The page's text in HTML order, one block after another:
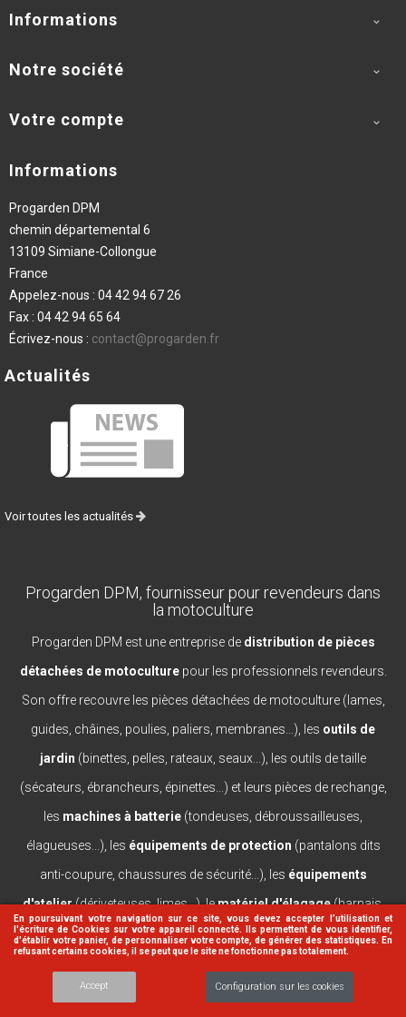
En poursuivant votre navigation sur ce site, vous devez accepter l’utilisation et
l'écriture de Cookies sur votre appareil connecté. Ils permettent de vous identifier,
d'établir votre panier, de personnaliser votre compte, de générer des statistiques. En
refusant certains cookies, il se peut que le site ne fonctionne pas totalement.
Accept Configuration sur les cookies
Informations 
Notre société 
Votre compte 
Informations
Progarden DPM
chemin départemental 6
13109 Simiane-Collongue
France
Appelez-nous : 04 42 94 67 26
Fax : 04 42 94 65 64
Écrivez-nous : contact@progarden.fr
Actualités
Voir toutes les actualités
Progarden DPM, fournisseur pour revendeurs dans
la motoculture
Progarden DPM est une entreprise de distribution de pièces
détachées de motoculturepour les professionnels revendeurs.
Son offre recouvre les pièces détachées de motoculture (lames,
guides, châines, poulies, paliers, membranes...), les outils de
jardin (binettes, pelles, rateaux, seaux...), les outils de taille
(sécateurs, ébrancheurs, épinettes...) et leurs pièces de rechange,
les machines à batterie (tondeuses, débroussailleuses,
élagueuses...), les équipements de protection (pantalons dits
anti-coupure, chaussures de sécurité...), les équipements
d'atelier(dériveteuses, limes...), lematériel d'élagage(harnais,
casques, lanceurs...).